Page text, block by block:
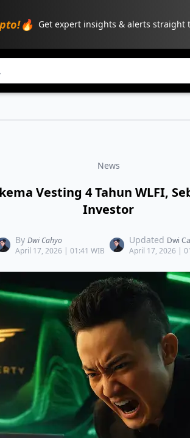
Get expert insights & alerts
News
Vesting 4 Tahun WLFI,
Investor
By Dwi Cahyo
April 17, 2026 | 01:41 WIB
Updated Dwi
April 17, 2026 |